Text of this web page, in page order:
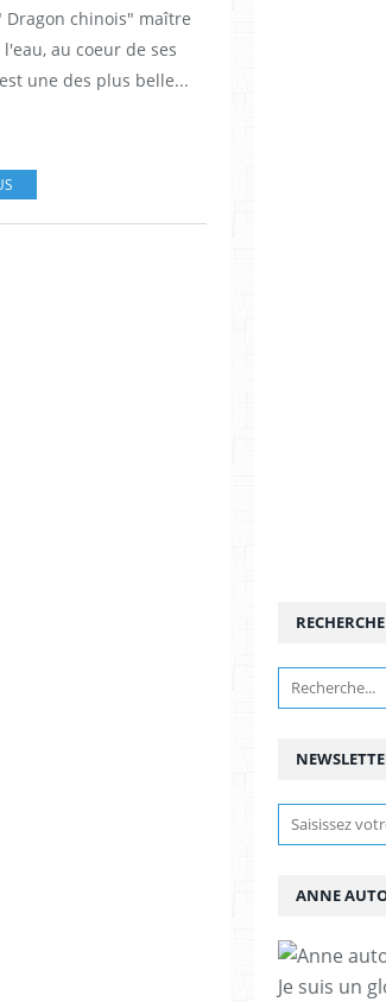
Dragon chinois" maître
au coeur de ses
une des plus belle...
RECHERCHE
ANNE
Je suis un